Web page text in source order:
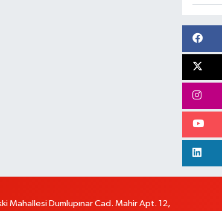
Mahallesi Dumlupınar Cad. Mahir Apt. 12,